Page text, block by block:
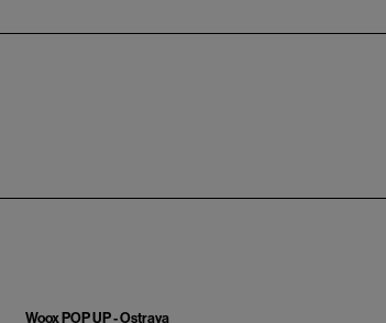
Woox POP UP - Ostrava